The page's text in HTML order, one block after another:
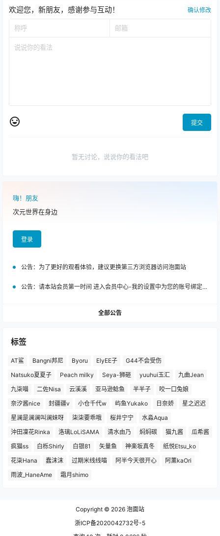
欢迎您，新朋友，感谢参与互动！ 确认修改
提交
暂无讨论，说说你的看法吧
嗨！朋友
次元世界在身边
登录
公告： 为了更好的观看体验，建议更换第三方浏览器访问泡面站
公告： 请本站会员第一时间 进入会员中心-我的设置中为您的账号绑定邮箱!
全部公告
标签
AT鲨 Bangni邦尼 Byoru ElyEE子
G44不会受伤
Natsuko夏夏子
Peach milky Seya-狮砸 yuuhui玉汇
九曲Jean
九柒喵
二佐Nisa 云溪溪 亚马逊鲶鱼 半半子
咬一口兔娘
奈汐酱nice
封疆疆v 小仓千代w 屿鱼Yukako 日奈娇
星之迟迟
星澜是澜澜叫澜妹呀
柒柒要乖哦 桜井宁宁
水淼Aqua
沖田凜花Rinka
洛璃LoLiSAMA 清水由乃 焖焖碳 猫九酱
瓜希酱
疯猫ss
白栎Shirly 白银81 矢量鱼 神楽坂真冬
纸悦Etsu_ko
花柒Hana
蠢沫沫 过期米线线喵 阿半今天很开心
阿薰kaOri
雨波_HaneAme
霜月shimo
Copyright © 2026 泡面站
浙ICP备2020042732号-5